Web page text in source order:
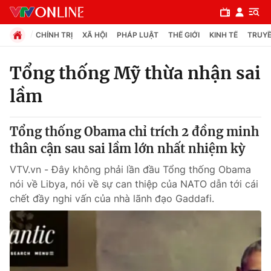
Chuyên mục
Chính trị
Xã hội
Pháp luật
Y tế
CHÍNH TRỊ XÃ HỘI PHÁP LUẬT THẾ GIỚI KINH TẾ
Tổng thống Mỹ thừa nhận sai
lầm
Tổng thống Obama chỉ trích 2 đồng minh
thân cận sau sai lầm lớn nhất nhiệm kỳ
VTV.vn - Đây không phải lần đầu Tổng thống Obama
nói về Libya, nói về sự can thiệp của NATO dẫn tới cái
chết đầy nghi vấn của nhà lãnh đạo Gaddafi.